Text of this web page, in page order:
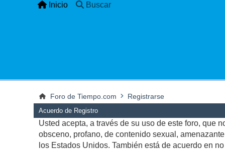
Inicio Buscar
Foro de Tiempo.com Registrarse
Acuerdo de Registro
Usted acepta, a través de su uso de este foro, que
obsceno, profano, de contenido sexual,
los Estados Unidos. También está de acuerdo en